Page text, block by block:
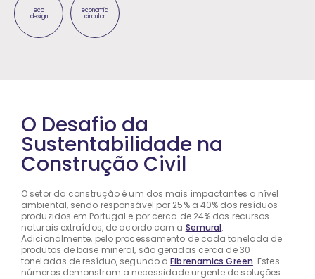
eco
design
economia
circular
O Desafio da
Sustentabilidade na
Construção Civil
O setor da construção é um dos mais impactantes a nível
ambiental, sendo responsável por 25% a 40% dos resíduos
produzidos em Portugal e por cerca de 24% dos recursos
naturais extraídos, de acordo com a Semural.
Adicionalmente, pelo processamento de cada tonelada de
produtos de base mineral, são geradas cerca de 30
toneladas de resíduo, segundo aFibrenamics Green. Estes
números demonstram a necessidade urgente de soluções